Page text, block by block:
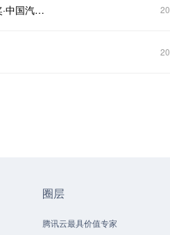
瀚思通LCoS AR-HUD 2.0- 增强现实抬头显示仪丨确认申报2023金辑奖·中国汽车新供应链百强
圈层
腾讯云最具价值专家